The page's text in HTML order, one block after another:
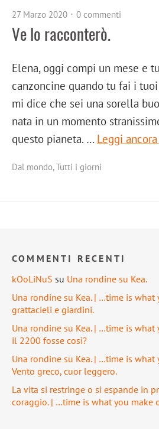
27 Marzo 2020 0 commenti
Ve lo racconterò.
Elena, oggi compi un mese e
canzoncine quando tu fai i
mi dice che sei una sorella
nata in un momento
questo pianeta. … Leggi
Dal mondo,Tutti i giorni
COMMENTI RECENTI
kOoLiNuS su Una rondine su Kea.
Una rondine su Kea. | …time is
grattacieli e giardini.
Una rondine su Kea. | …time is
il 2200 fosse così?
Una rondine su Kea. | …time is
Vento greco, cuor leggero.
La vita si restringe o si espande in
coraggio. | …time is what you make